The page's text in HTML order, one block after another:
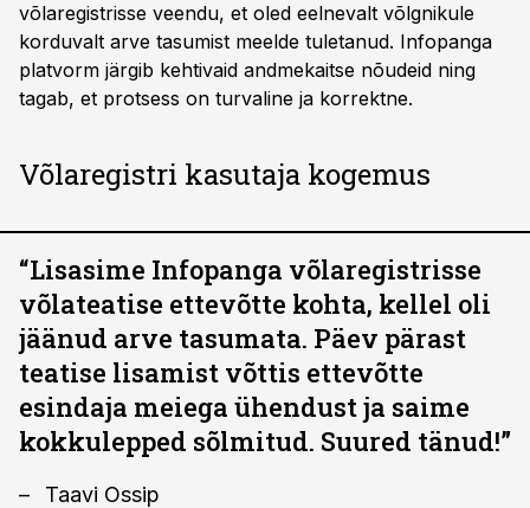
võlaregistrisse veendu, et oled eelnevalt võlgnikule
korduvalt arve tasumist meelde tuletanud. Infopanga
platvorm järgib kehtivaid andmekaitse nõudeid ning
tagab, et protsess on turvaline ja korrektne.
Võlaregistri kasutaja kogemus
“Lisasime Infopanga võlaregistrisse
võlateatise ettevõtte kohta, kellel oli
jäänud arve tasumata. Päev pärast
teatise lisamist võttis ettevõtte
esindaja meiega ühendust ja saime
kokkulepped sõlmitud. Suured tänud!”
Taavi Ossip